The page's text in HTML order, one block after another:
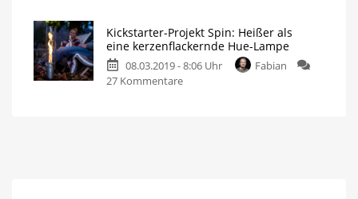
endet
morgen
euren
Gärten
&
Spin
Kickstarter-Projekt Spin: Heißer als
eine kerzenflackernde Hue-Lampe
08.03.2019 - 8:06 Uhr
Fabian
27 Kommentarezu